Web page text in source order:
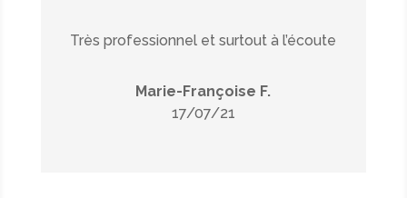
Très professionnel et surtout à l’écoute
Marie-Françoise F.
17/07/21